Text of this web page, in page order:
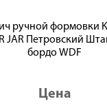
ручной формовки
JAR Петровский
бордо WDF
Цена